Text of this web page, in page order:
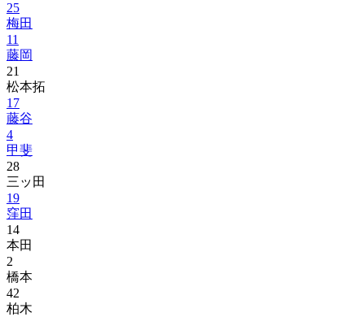
25
梅田
11
藤岡
21
松本拓
17
藤谷
4
甲斐
28
三ッ田
19
窪田
14
本田
2
橋本
42
柏木